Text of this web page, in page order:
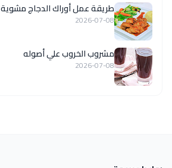
طريقة عمل أوراك الدجاج مشوية
2026-07-08
مشروب الخروب علي أصوله
2026-07-08